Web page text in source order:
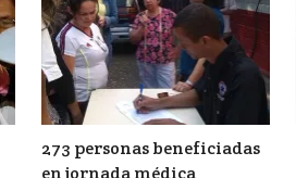
273 personas beneficiadas
en jornada médica